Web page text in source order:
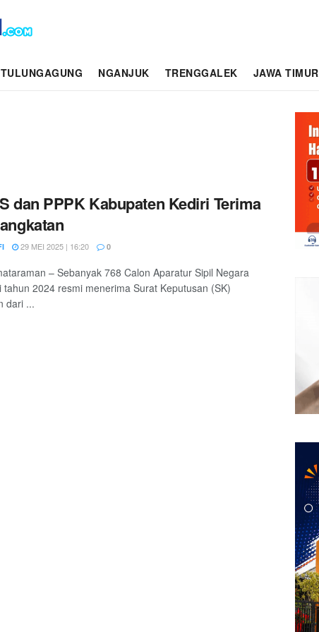
TULUNGAGUNG NGANJUK TRENGGALEK JAWA TIMUR
dan PPPK Kabupaten Kediri Terima
29 MEI 2025 | 16:20 0
– Sebanyak 768 Calon Aparatur Sipil Negara
tahun 2024 resmi menerima Surat Keputusan (SK)
dari ...